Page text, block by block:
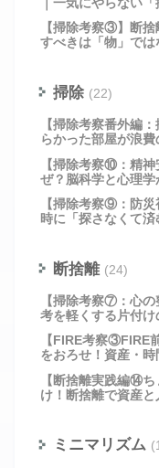
【掃除考察③】断
すべきは「物」で
掃除 (22)
【掃除考察番外編
らかった部屋が浪
【掃除考察⑩：精
ぜ？脳科学と心理
【掃除考察⑨：防
時に「探さなくて
断捨離 (24)
【掃除考察⑦：心
考を軽くする片付け
【FIRE考察③FIRE
をおろせ！資産・時
【断捨離実践編⑭
け！断捨離で資産と
ミニマリズム